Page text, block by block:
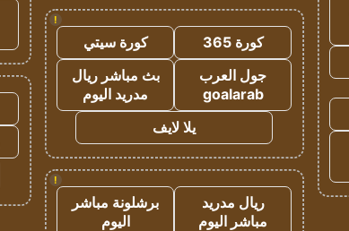
!
كورة 365
كورة سيتي
جول العرب
goalarab
بث مباشر ريال
مدريد اليوم
يلا لايف
!
ريال مدريد
مباشر اليوم
برشلونة مباشر
اليوم